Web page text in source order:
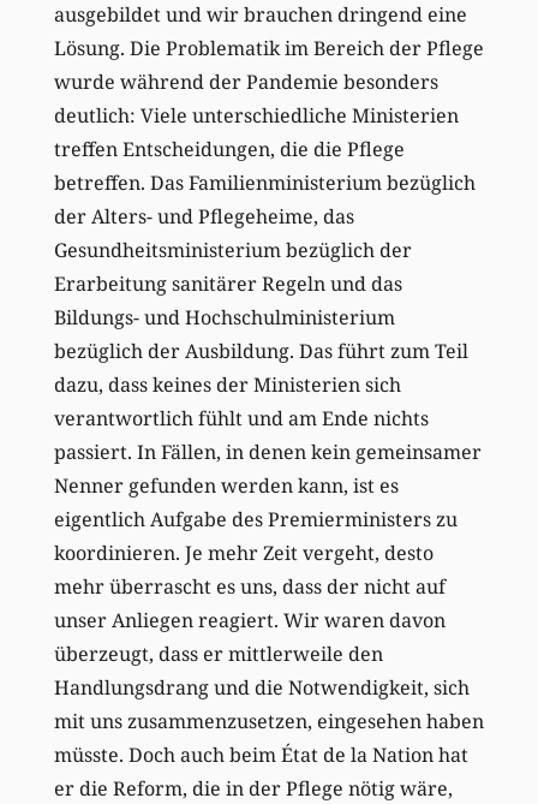
ausgebildet und wir brauchen dringend eine
Lösung. Die Problematik im Bereich der Pflege
wurde während der Pandemie besonders
deutlich: Viele unterschiedliche Ministerien
treffen Entscheidungen, die die Pflege
betreffen. Das Familienministerium bezüglich
der Alters- und Pflegeheime, das
Gesundheitsministerium bezüglich der
Erarbeitung sanitärer Regeln und das
Bildungs- und Hochschulministerium
bezüglich der Ausbildung. Das führt zum Teil
dazu, dass keines der Ministerien sich
verantwortlich fühlt und am Ende nichts
passiert. In Fällen, in denen kein gemeinsamer
Nenner gefunden werden kann, ist es
eigentlich Aufgabe des Premierministers zu
koordinieren. Je mehr Zeit vergeht, desto
mehr überrascht es uns, dass der nicht auf
unser Anliegen reagiert. Wir waren davon
überzeugt, dass er mittlerweile den
Handlungsdrang und die Notwendigkeit, sich
mit uns zusammenzusetzen, eingesehen haben
müsste. Doch auch beim État de la Nation hat
er die Reform, die in der Pflege nötig wäre,